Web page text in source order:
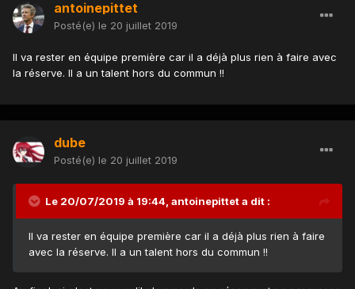
antoinepittet
Posté(e) le 20 juillet 2019
Il va rester en équipe première car il a déjà plus rien à faire avec
la réserve. Il a un talent hors du commun !!
dube
Posté(e) le 20 juillet 2019
Le 20/07/2019 à 19:44, antoinepitteta dit :
Il va rester en équipe première car il a déjà plus rien à faire
avec la réserve. Il a un talent hors du commun !!